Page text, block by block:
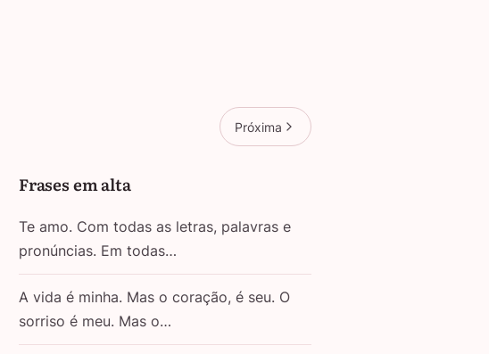
Próxima
Frases em alta
Te amo. Com todas as letras, palavras e
pronúncias. Em todas…
A vida é minha. Mas o coração, é seu. O
sorriso é meu. Mas o…